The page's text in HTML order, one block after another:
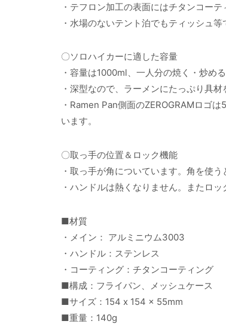
・テフロン加工の表面にはチタンコー
・水場のないテント泊でもティッシュ等
〇ソロハイカーに適した容量
・容量は1000ml、一人分の焼く・炒め
・深型なので、ラーメンにたっぷり具
・Ramen Pan側面のZEROGRAMロゴ
います。
〇取っ手の位置＆ロック機能
・取っ手が角についています。角を使
・ハンドルは熱くなりません。またロ
■材質
・メイン： アルミニウム3003
・ハンドル：ステンレス
・コーティング：チタンコーティング
■構成：フライパン、メッシュケース
■サイズ：154 x 154 x 55mm
■重量：140g